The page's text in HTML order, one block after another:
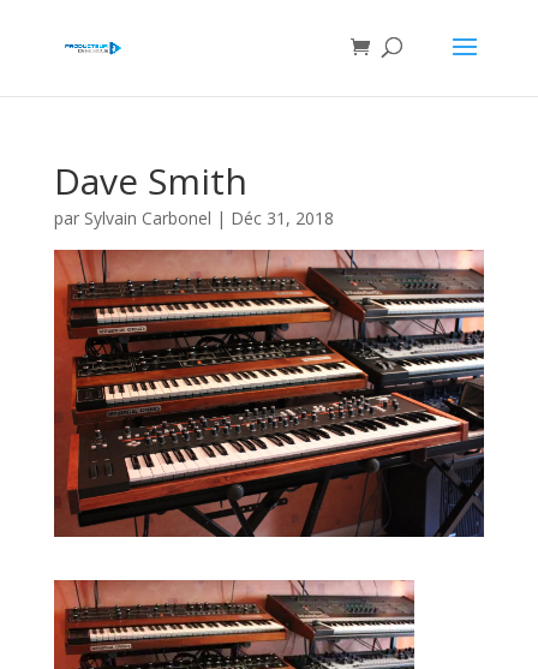
Dave Smith
par Sylvain Carbonel | Déc 31, 2018